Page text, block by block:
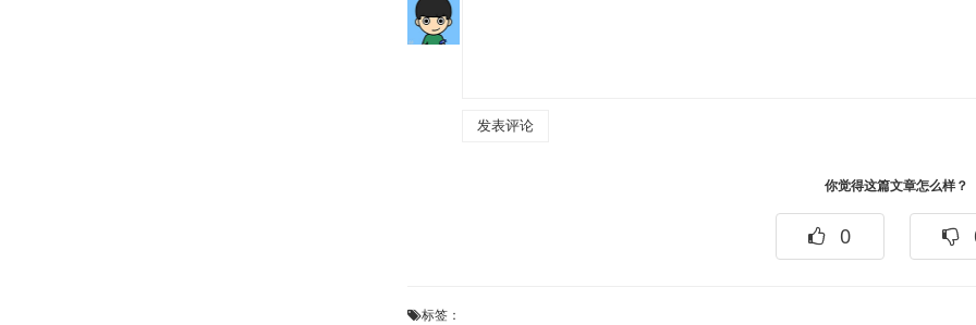
你觉得这篇文章怎么样？
0
标签：